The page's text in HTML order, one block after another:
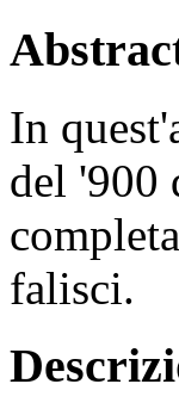
In
del '900
falisci.